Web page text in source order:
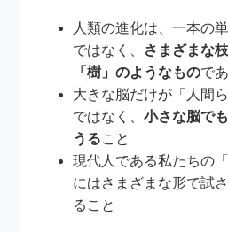
人類の進化は、一本の
ではなく、 さまざまな
「樹」のようなもので
大きな脳だけが「人間
ではなく、小さな脳で
うること
現代人である私たちの
にはさまざまな形で試
ること